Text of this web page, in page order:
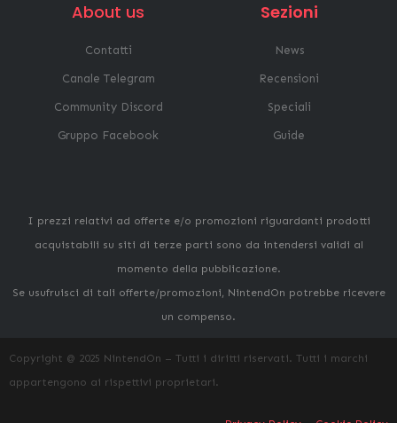
About us
Contatti
Canale Telegram
Community Discord
Gruppo Facebook
Sezioni
News
Recensioni
Speciali
Guide
I prezzi relativi ad offerte e/o promozioni riguardanti prodotti
acquistabili su siti di terze parti sono da intendersi validi al
momento della pubblicazione.
Se usufruisci di tali offerte/promozioni, NintendOn potrebbe ricevere
un compenso.
Copyright @ 2025 NintendOn – Tutti i diritti riservati. Tutti i marchi
appartengono ai rispettivi proprietari.